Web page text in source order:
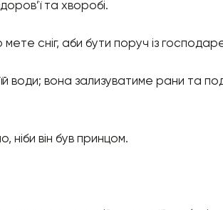
та хворобі.
сніг, аби бути поруч із
води; вона зализуватиме рани та
він був принцом.